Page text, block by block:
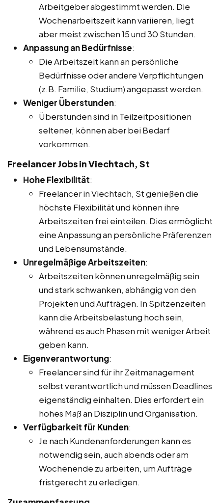
Arbeitgeber abgestimmt werden. Die
Wochenarbeitszeit kann variieren, liegt
aber meist zwischen 15 und 30 Stunden.
Anpassung an Bedürfnisse:
Die Arbeitszeit kann an persönliche
Bedürfnisse oder andere Verpflichtungen
(z.B. Familie, Studium) angepasst werden.
Weniger Überstunden:
Überstunden sind in Teilzeitpositionen
seltener, können aber bei Bedarf
vorkommen.
Freelancer Jobs in Viechtach, St
Hohe Flexibilität:
Freelancer in Viechtach, St genießen die
höchste Flexibilität und können ihre
Arbeitszeiten frei einteilen. Dies ermöglicht
eine Anpassung an persönliche Präferenzen
und Lebensumstände.
Unregelmäßige Arbeitszeiten:
Arbeitszeiten können unregelmäßig sein
und stark schwanken, abhängig von den
Projekten und Aufträgen. In Spitzenzeiten
kann die Arbeitsbelastung hoch sein,
während es auch Phasen mit weniger Arbeit
geben kann.
Eigenverantwortung:
Freelancer sind für ihr Zeitmanagement
selbst verantwortlich und müssen Deadlines
eigenständig einhalten. Dies erfordert ein
hohes Maß an Disziplin und Organisation.
Verfügbarkeit für Kunden:
Je nach Kundenanforderungen kann es
notwendig sein, auch abends oder am
Wochenende zu arbeiten, um Aufträge
fristgerecht zu erledigen.